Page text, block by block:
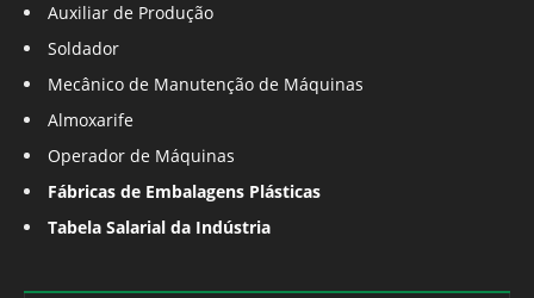
Auxiliar de Produção
Soldador
Mecânico de Manutenção de Máquinas
Almoxarife
Operador de Máquinas
Fábricas de Embalagens Plásticas
Tabela Salarial da Indústria